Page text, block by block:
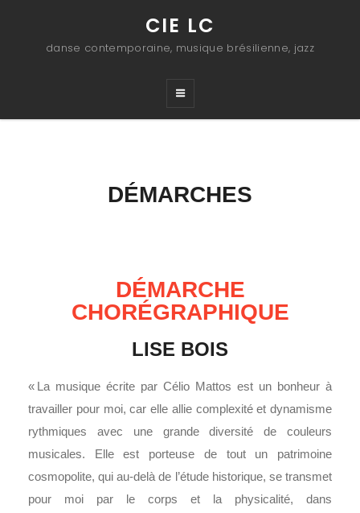
CIE LC
danse contemporaine, musique brésilienne, jazz
DÉMARCHES
DÉMARCHE
CHORÉGRAPHIQUE
LISE BOIS
« La musique écrite par Célio Mattos est un bonheur à
travailler pour moi, car elle allie complexité et dynamisme
rythmiques avec une grande diversité de couleurs
musicales. Elle est porteuse de tout un patrimoine
cosmopolite, qui au-delà de l’étude historique, se transmet
pour moi par le corps et la physicalité, dans